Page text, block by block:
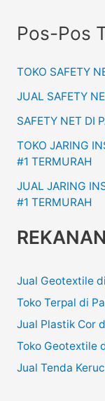
Pos-Pos
TOKO SAFETY
JUAL SAFETY
SAFETY NET DI
TOKO JARING
#1 TERMURAH
JUAL JARING
#1 TERMURAH
Jual Geotextile
Toko Terpal di
Jual Plastik Cor
Toko Geotextile
Jual Tenda